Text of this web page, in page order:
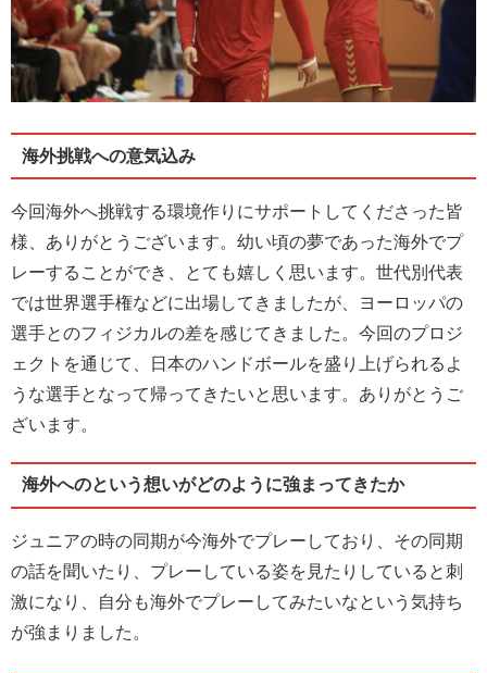
海外挑戦への意気込み
今回海外へ挑戦する環境作りにサポートしてくださった皆
様、ありがとうございます。幼い頃の夢であった海外でプ
レーすることができ、とても嬉しく思います。世代別代表
では世界選手権などに出場してきましたが、ヨーロッパの
選手とのフィジカルの差を感じてきました。今回のプロジ
ェクトを通じて、日本のハンドボールを盛り上げられるよ
うな選手となって帰ってきたいと思います。ありがとうご
ざいます。
海外へのという想いがどのように強まってきたか
ジュニアの時の同期が今海外でプレーしており、その同期
の話を聞いたり、プレーしている姿を見たりしていると刺
激になり、自分も海外でプレーしてみたいなという気持ち
が強まりました。